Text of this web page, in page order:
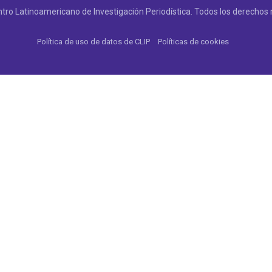
Latinoamericano de Investigación Periodística. Todos los derechos
Política de uso de datos de CLIP Políticas de cookies